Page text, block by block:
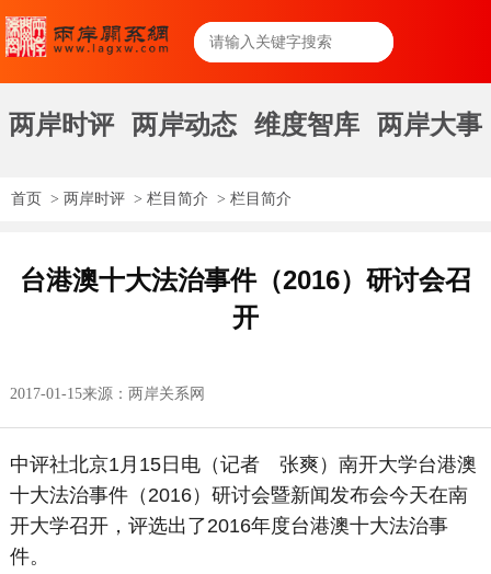
两岸时评 两岸动态 维度智库 两岸大事
首页 > 两岸时评 > 栏目简介 > 栏目简介
台港澳十大法治事件（2016）研讨会召
开
2017-01-15来源：两岸关系网
中评社北京1月 15 日电（记者 张爽）南开大学台港澳
十大法治事件（ 2016）研讨会暨新闻发布会今天在南
开大学召开，评选出了2016年度台港澳十大法治事
件。